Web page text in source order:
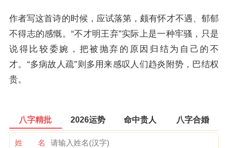
作者写这首诗的时候，应试落第，颇有怀才不遇、郁郁
不得志的感慨。“不才明王弃”实际上是一种牢骚，只是
说得比较委婉，把被抛弃的原因归结为自己的不
才。“多病故人疏”则多用来感叹人们趋炎附势，巴结权
贵。
八字精批 2026运势 命中贵人 八字合婚
姓 名